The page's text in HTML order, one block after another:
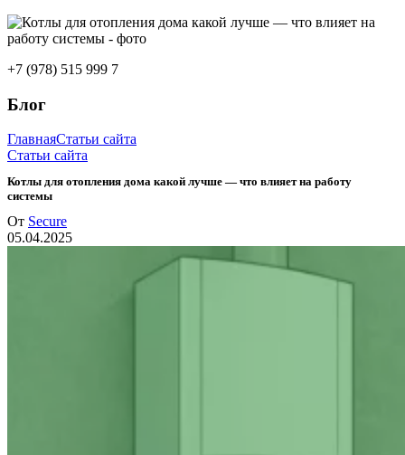
+7 (978) 515 999 7
Блог
ГлавнаяСтатьи сайта
Статьи сайта
Котлы для отопления дома какой лучше — что влияет на работу
системы
От Secure
05.04.2025